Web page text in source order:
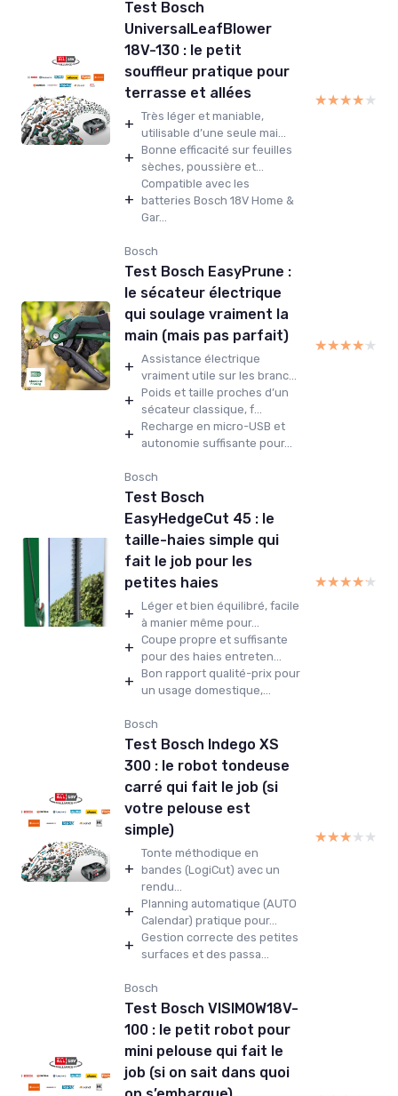
Test Bosch
UniversalLeafBlower
18V-130 : le petit
souffleur pratique pour
terrasse et allées
+ Très léger et maniable,
utilisable d’une seule mai...
+ Bonne efficacité sur feuilles
sèches, poussière et...
+
Compatible avec les
batteries Bosch 18V Home &
Gar...
★★★★★
★★★★★
Bosch
Test Bosch EasyPrune :
le sécateur électrique
qui soulage vraiment la
main (mais pas parfait)
+ Assistance électrique
vraiment utile sur les branc...
+ Poids et taille proches d’un
sécateur classique, f...
+ Recharge en micro-USB et
autonomie suffisante pour...
★★★★★
★★★★★
Bosch
Test Bosch
EasyHedgeCut 45 : le
taille-haies simple qui
fait le job pour les
petites haies
+ Léger et bien équilibré, facile
à manier même pour...
+ Coupe propre et suffisante
pour des haies entreten...
+ Bon rapport qualité-prix pour
un usage domestique,...
★★★★★
★★★★★
Bosch
Test Bosch Indego XS
300 : le robot tondeuse
carré qui fait le job (si
votre pelouse est
simple)
+
Tonte méthodique en
bandes (LogiCut) avec un
rendu...
+ Planning automatique (AUTO
Calendar) pratique pour...
+ Gestion correcte des petites
surfaces et des passa...
★★★★★
★★★★★
Bosch
Test Bosch VISIMOW18V-
100 : le petit robot pour
mini pelouse qui fait le
job (si on sait dans quoi